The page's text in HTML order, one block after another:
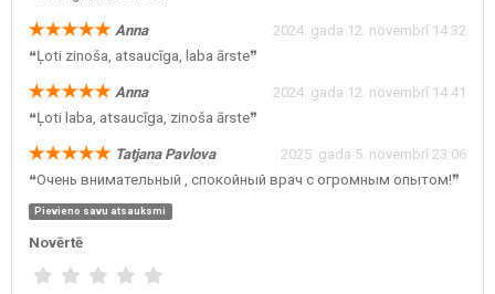
Anna
2024. gada 12. novembrī 14:32
❝Ļoti zinoša, atsaucīga, laba ārste❞
Anna
2024. gada 12. novembrī 14:41
❝Ļoti laba, atsaucīga, zinoša ārste❞
Tatjana Pavlova
2025. gada 5. novembrī 23:06
❝Очень внимательный , спокойный врач с огромным опытом!❞
Pievieno savu atsauksmi
Novērtē